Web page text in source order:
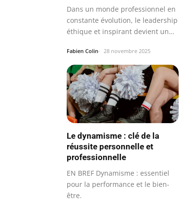
Dans un monde professionnel en
constante évolution, le leadership
éthique et inspirant devient un…
Fabien Colin 28 novembre 2025
Le dynamisme : clé de la
réussite personnelle et
professionnelle
EN BREF Dynamisme : essentiel
pour la performance et le bien-
être.